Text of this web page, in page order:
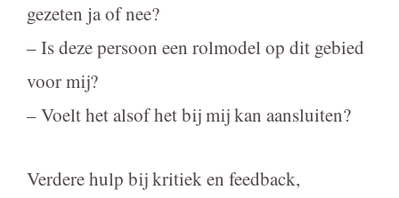
gezeten ja of nee?
– Is deze persoon een rolmodel op dit gebied
voor mij?
– Voelt het alsof het bij mij kan aansluiten?
Verdere hulp bij kritiek en feedback,